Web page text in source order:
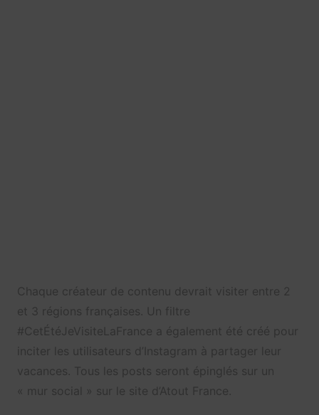
Chaque créateur de contenu devrait visiter entre 2
et 3 régions françaises. Un filtre
#CetÉtéJeVisiteLaFrance a également été créé pour
inciter les utilisateurs d’Instagram à partager leur
vacances. Tous les posts seront épinglés sur un
« mur social » sur le site d’Atout France.